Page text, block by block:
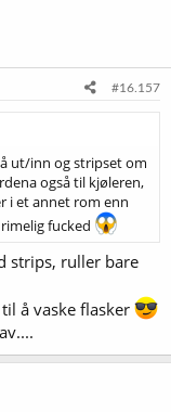
#16.157
ut/inn og stripset om
også til kjøleren,
i et annet rom enn
fucked
strips, ruller bare
å vaske flasker